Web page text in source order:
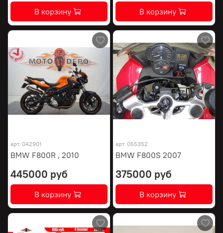
В корзину В корзину
арт. 042901
BMW F800R , 2010
445000 руб
В корзину
арт. 055352
BMW F800S 2007
375000 руб
В корзину